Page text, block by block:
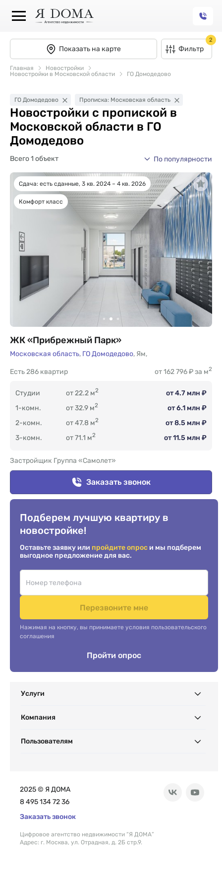
Показать на карте Фильтр
2
Главная
Новостройки
Новостройки в Московской области
ГО Домодедово
ГО Домодедово Прописка: Московская область
Новостройки с пропиской в
Московской области в ГО
Домодедово
Всего 1 объект По популярности
ЖК «Прибрежный Парк»
Московская область, ГО Домодедово, Ям,
286 квартир
Есть от 162 796 ₽ за м2
Студии от 22.2 м2
от 4.7 млн ₽
1-комн.
от 32.9 м2
от 6.1 млн ₽
2-комн.
от 47.8 м2
от 8.5 млн ₽
3-комн.
от 71.1 м2 от 11.5 млн ₽
Застройщик Группа «Самолет»
Заказать звонок
Сдача: есть сданные, 3 кв. 2024 – 4 кв. 2026
Комфорт класс
Подберем лучшую квартиру в
новостройке!
Оставьте заявку или пройдите опрос и мы подберем
выгодное предложение для вас.
Перезвоните мне
Нажимая на кнопку, вы принимаете условия пользовательского
соглашения
Пройти опрос
Услуги
Компания
Пользователям
2025 © Я ДОМА
8 495 134 72 36
Заказать звонок
Цифровое агентство недвижимости “Я ДОМА”
Адрес: г. Москва, ул. Отрадная, д. 2Б стр.9.